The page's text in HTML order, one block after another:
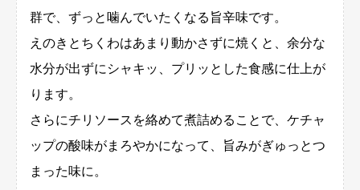
群で、ずっと噛んでいたくなる旨辛味です。
えのきとちくわはあまり動かさずに焼くと、余分な
水分が出ずにシャキッ、プリッとした食感に仕上が
ります。
さらにチリソースを絡めて煮詰めることで、ケチャ
ップの酸味がまろやかになって、旨みがぎゅっとつ
まった味に。